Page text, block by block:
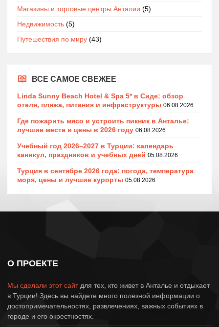
Магазины и торговые центры Анталии (5)
Недвижимость (5)
Путешествия по миру (43)
ВСЕ САМОЕ СВЕЖЕЕ
Linda Sunny Beach Hotel & Spa 5* в Сиде: обзор
отеля, пляжа, питания и инфраструктуры 06.08.2026
Где пожарить мясо и устроить пикник в Анталье:
лучшие места и цены в 2026 году 06.08.2026
Учебный год 2026–2027 в Турции: календарь
каникул, праздников и учебных дней 05.08.2026
Турция в сентябре 2026 года: погода, температура
моря, цены и лучшие курорты 05.08.2026
О ПРОЕКТЕ
Мы сделали этот сайтдля тех, кто живет в Анталье и отдыхает
в Турции! Здесь вы найдете много полезной информации о
достопримечательностях, развлечениях, важных событиях в
городе и его окрестностях.